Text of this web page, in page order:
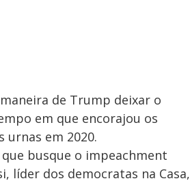
de Trump deixar o
em que encorajou os
em 2020.
busque o impeachment
líder dos democratas na Casa,